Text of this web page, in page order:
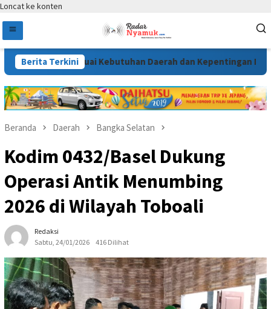
Loncat ke konten
Berita Terkini
Sesuai Kebutuhan Daerah dan Kepentingan Masyarakat
Beranda Daerah Bangka Selatan
Kodim 0432/Basel Dukung
Operasi Antik Menumbing
2026 di Wilayah Toboali
Redaksi
Sabtu, 24/01/2026
416 Dilihat